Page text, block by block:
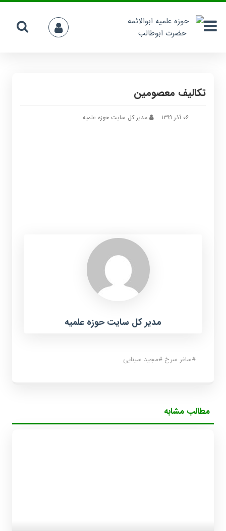
تکالیف معصومین
۰۶ آذر ۱۳۹۹ مدیر کل سایت حوزه علمیه
مدیر کل سایت حوزه علمیه
#ساغر سرخ #مجید سینایی
مطالب مشابه